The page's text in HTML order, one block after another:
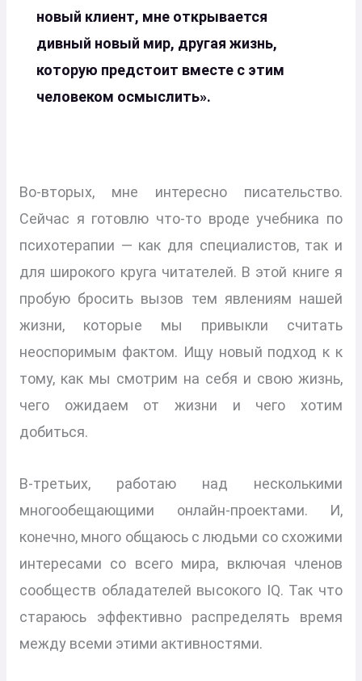
новый клиент, мне открывается
дивный новый мир, другая жизнь,
которую предстоит вместе с этим
человеком осмыслить».
Во-вторых, мне интересно писательство.
Сейчас я готовлю что-то вроде учебника по
психотерапии — как для специалистов, так и
для широкого круга читателей. В этой книге я
пробую бросить вызов тем явлениям нашей
жизни, которые мы привыкли считать
неоспоримым фактом. Ищу новый подход к к
тому, как мы смотрим на себя и свою жизнь,
чего ожидаем от жизни и чего хотим
добиться.
В-третьих, работаю над несколькими
многообещающими онлайн-проектами. И,
конечно, много общаюсь с людьми со схожими
интересами со всего мира, включая членов
сообществ обладателей высокого IQ. Так что
стараюсь эффективно распределять время
между всеми этими активностями.